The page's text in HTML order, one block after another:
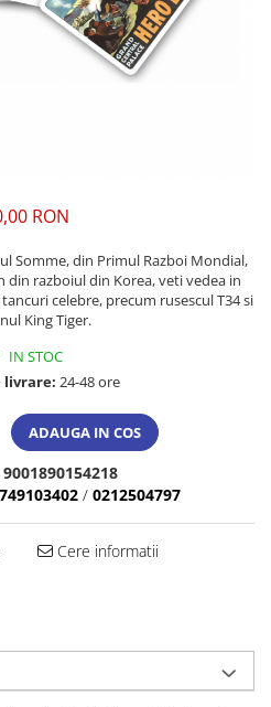
RON
Somme, din Primul Razboi Mondial,
razboiul din Korea, veti vedea in
celebre, precum rusescul T34 si
King Tiger.
IN STOC
livrare: 24-48 ore
ADAUGA IN COS
9001890154218
/ 0212504797
Cere informatii